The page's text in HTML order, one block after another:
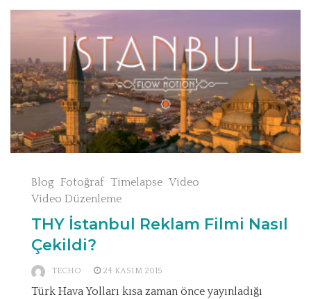
Blog Fotoğraf Timelapse Video
Video Düzenleme
THY İstanbul Reklam Filmi Nasıl
Çekildi?
TECHO 24 KASIM 2015
Türk Hava Yolları kısa zaman önce yayınladığı